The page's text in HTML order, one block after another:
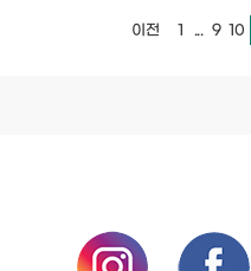
이전 1 ... 9 10